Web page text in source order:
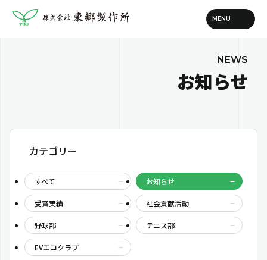
お知らせ
カテゴリー
すべて お知らせ
受賞実績 社会貢献活動
野球部 テニス部
EVエコクラブ